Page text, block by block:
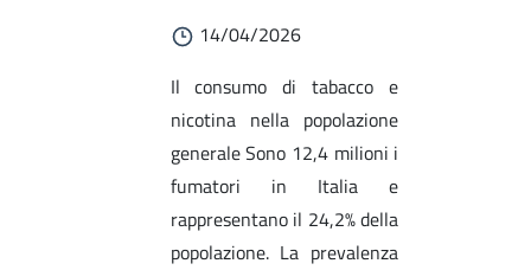
14/04/2026
Il consumo di tabacco e
nicotina nella popolazione
generale Sono 12,4 milioni i
fumatori in Italia e
rappresentano il 24,2% della
popolazione. La prevalenza